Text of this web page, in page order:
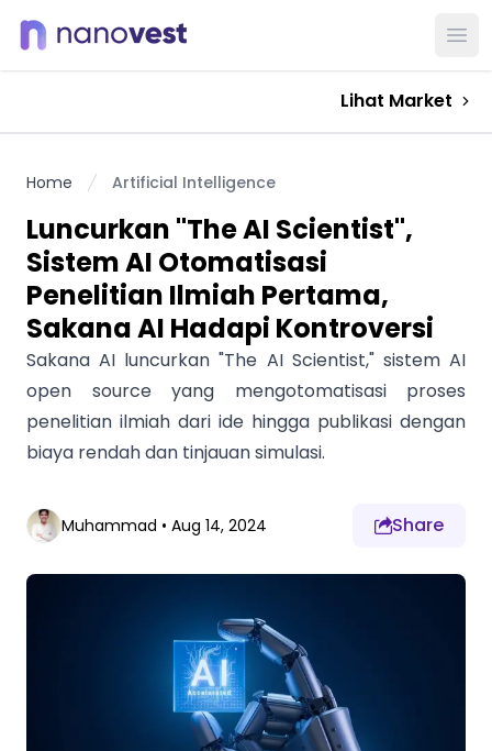
Lihat Market
Home Artificial Intelligence
Luncurkan "The AI Scientist",
Sistem AI Otomatisasi
Penelitian Ilmiah Pertama,
Sakana AI Hadapi Kontroversi
Sakana AI luncurkan "The AI Scientist," sistem AI
open source yang mengotomatisasi proses
penelitian ilmiah dari ide hingga publikasi dengan
biaya rendah dan tinjauan simulasi.
Muhammad • Aug 14, 2024 Share